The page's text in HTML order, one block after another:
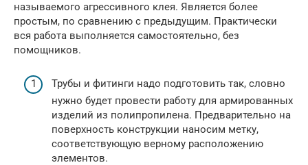
называемого агрессивного клея. Является более
простым, по сравнению с предыдущим. Практически
вся работа выполняется самостоятельно, без
помощников.
Трубы и фитинги надо подготовить так, словно
нужно будет провести работу для армированных
изделий из полипропилена. Предварительно на
поверхность конструкции наносим метку,
соответствующую верному расположению
элементов.